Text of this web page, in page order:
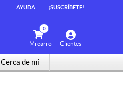
AYUDA ¡SUSCRÍBETE!
Clientes
0
Mi carro
Cerca de mí
AYUDA ¡SUSCRÍBETE!
Clientes
0
Mi carro
Cerca de mí